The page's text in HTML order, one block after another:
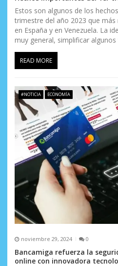
Estos son algunos de los
trimestre del año 2023 que
en España y en Venezuela. La
muy general, simplificar
READ MORE
#NOTICIA ECONOMÍA
noviembre 29, 2024 0
Bancamiga refuerza la
online con innovadora